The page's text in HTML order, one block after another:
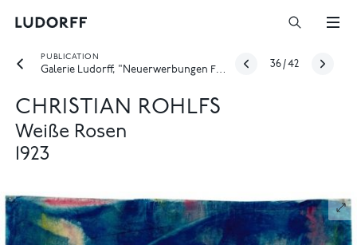
PUBLICATION
Galerie Ludorff, "Neuerwerbungen Frühjahr 2022", Düsseldorf 2022
36 /42
CHRISTIAN ROHLFS
Weiße Rosen
1923